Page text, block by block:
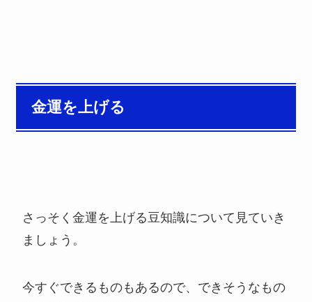
金運を上げる
さっそく金運を上げる豆知識について見ていき
ましょう。
今すぐできるものもあるので、できそうなもの